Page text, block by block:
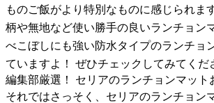
ものご飯がより特別なものに感じられま
柄や無地など使い勝手の良いランチョン
べこぼしにも強い防水タイプのランチョ
ていますよ！ ぜひチェックしてみてくだ
編集部厳選！ セリアのランチョンマット
それではさっそく、セリアのランチョン